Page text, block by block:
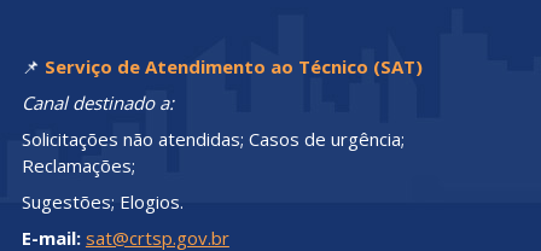
📌 Serviço de Atendimento ao Técnico (SAT)
Canal destinado a:
Solicitações não atendidas; Casos de urgência;
Reclamações;
Sugestões; Elogios.
E-mail: sat@crtsp.gov.br